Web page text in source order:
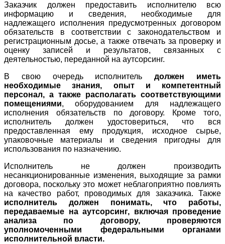
Заказчик должен предоставить исполнителю всю
информацию и сведения, необходимые для
надлежащего исполнения предусмотренных договором
обязательств в соответствии с законодательством и
регистрационным досье, а также отвечать за проверку и
оценку записей и результатов, связанных с
деятельностью, переданной на аутсорсинг.
В свою очередь исполнительдолжен иметь
необходимые знания, опыт и компетентный
персонал, а также располагать соответствующими
помещениями, оборудованием для надлежащего
исполнения обязательств по договору. Кроме того,
исполнитель должен удостовериться, что вся
предоставленная ему продукция, исходное сырье,
упаковочные материалы и сведения пригодны для
использования по назначению.
Исполнитель не должен производить
несанкционированные изменения, выходящие за рамки
договора, поскольку это может неблагоприятно повлиять
на качество работ, проводимых для заказчика. Также
исполнитель должен понимать, что работы,
передаваемые на аутсорсинг, включая проведение
анализа по договору, проверяются
уполномоченными федеральными органами
исполнительной власти.